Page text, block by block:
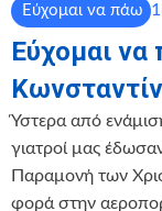
Εύχομαι να πάω
Εύχομαι να
Ύστερα από
γιατροί μας
Παραμονή των
φορά στην